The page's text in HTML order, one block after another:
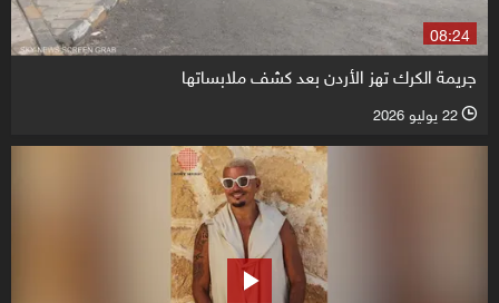
08:24
جريمة الكرك تهز الأردن بعد كشف ملابساتها
l 22 يوليو 2026